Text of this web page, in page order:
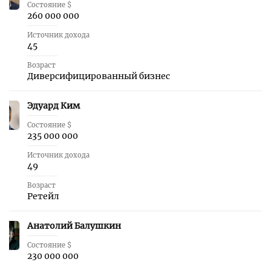
Состояние $
260 000 000
Источник дохода
45
Возраст
Диверсифицированный бизнес
30 Эдуард Ким
Состояние $
235 000 000
Источник дохода
49
Возраст
Ретейл
31 Анатолий Балушкин
Состояние $
230 000 000